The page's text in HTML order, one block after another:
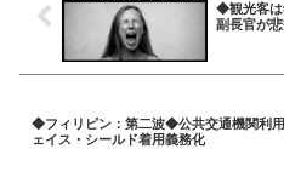
◆観光客
副長官が
◆フィリピン：第二波◆公共交通機関利
ェイス・シールド着用義務化